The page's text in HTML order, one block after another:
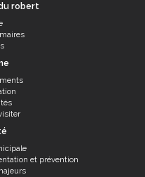
robert
et prévention